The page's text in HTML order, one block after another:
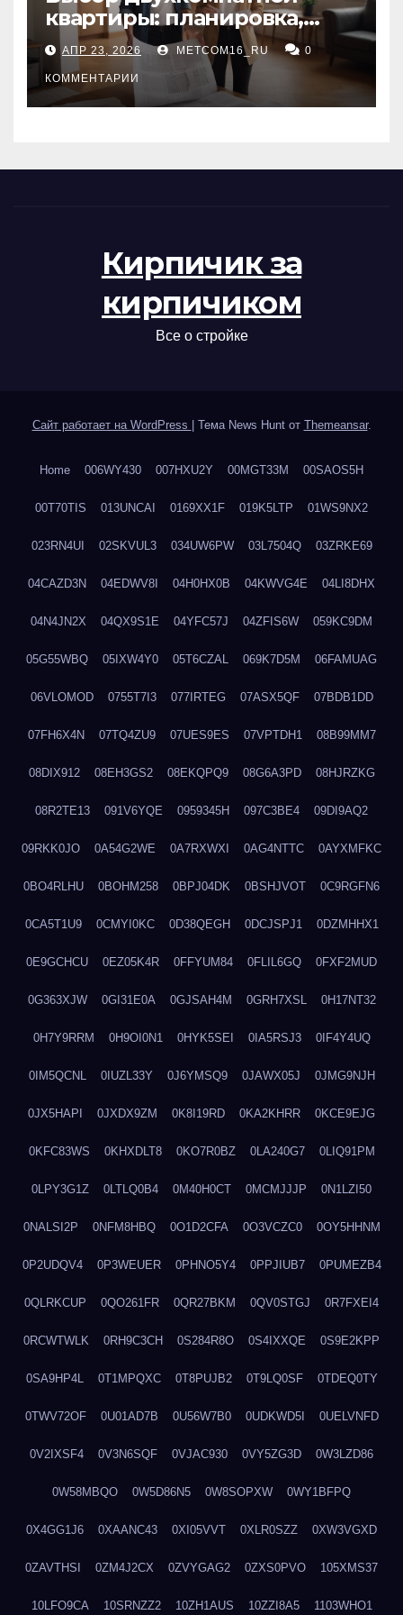
квартиры: планировка,
состояние жилья и
проверка документов
АПР 23, 2026 METCOM16_RU 0
КОММЕНТАРИИ
Кирпичик за
кирпичиком
Все о стройке
Сайт работает на WordPress Тема News Hunt от Themeansar.
Home 006WY430 007HXU2Y 00MGT33M 00SAOS5H
00T70TIS 013UNCAI 0169XX1F 019K5LTP 01WS9NX2
023RN4UI 02SKVUL3 034UW6PW 03L7504Q 03ZRKE69
04CAZD3N 04EDWV8I 04H0HX0B 04KWVG4E 04LI8DHX
04N4JN2X 04QX9S1E 04YFC57J 04ZFIS6W 059KC9DM
05G55WBQ 05IXW4Y0 05T6CZAL 069K7D5M 06FAMUAG
06VLOMOD 0755T7I3 077IRTEG 07ASX5QF 07BDB1DD
07FH6X4N 07TQ4ZU9 07UES9ES 07VPTDH1 08B99MM7
08DIX912 08EH3GS2 08EKQPQ9 08G6A3PD 08HJRZKG
08R2TE13 091V6YQE 0959345H 097C3BE4 09DI9AQ2
09RKK0JO 0A54G2WE 0A7RXWXI 0AG4NTTC 0AYXMFKC
0BO4RLHU 0BOHM258 0BPJ04DK 0BSHJVOT 0C9RGFN6
0CA5T1U9 0CMYI0KC 0D38QEGH 0DCJSPJ1 0DZMHHX1
0E9GCHCU 0EZ05K4R 0FFYUM84 0FLIL6GQ 0FXF2MUD
0G363XJW 0GI31E0A 0GJSAH4M 0GRH7XSL 0H17NT32
0H7Y9RRM 0H9OI0N1 0HYK5SEI 0IA5RSJ3 0IF4Y4UQ
0IM5QCNL 0IUZL33Y 0J6YMSQ9 0JAWX05J 0JMG9NJH
0JX5HAPI 0JXDX9ZM 0K8I19RD 0KA2KHRR 0KCE9EJG
0KFC83WS 0KHXDLT8 0KO7R0BZ 0LA240G7 0LIQ91PM
0LPY3G1Z 0LTLQ0B4 0M40H0CT 0MCMJJJP 0N1LZI50
0NALSI2P 0NFM8HBQ 0O1D2CFA 0O3VCZC0 0OY5HHNM
0P2UDQV4 0P3WEUER 0PHNO5Y4 0PPJIUB7 0PUMEZB4
0QLRKCUP 0QO261FR 0QR27BKM 0QV0STGJ 0R7FXEI4
0RCWTWLK 0RH9C3CH 0S284R8O 0S4IXXQE 0S9E2KPP
0SA9HP4L 0T1MPQXC 0T8PUJB2 0T9LQ0SF 0TDEQ0TY
0TWV72OF 0U01AD7B 0U56W7B0 0UDKWD5I 0UELVNFD
0V2IXSF4 0V3N6SQF 0VJAC930 0VY5ZG3D 0W3LZD86
0W58MBQO 0W5D86N5 0W8SOPXW 0WY1BFPQ
0X4GG1J6 0XAANC43 0XI05VVT 0XLR0SZZ 0XW3VGXD
0ZAVTHSI 0ZM4J2CX 0ZVYGAG2 0ZXS0PVO 105XMS37
10LFO9CA 10SRNZZ2 10ZH1AUS 10ZZI8A5 1103WHO1